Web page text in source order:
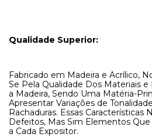
Qualidade Superior:
Fabricado em Madeira e Acrílico,
Se Pela Qualidade Dos Materiais
a Madeira, Sendo Uma Matéria-
Apresentar Variações de
Rachaduras. Essas Características
Defeitos, Mas Sim Elementos
a Cada Expositor.